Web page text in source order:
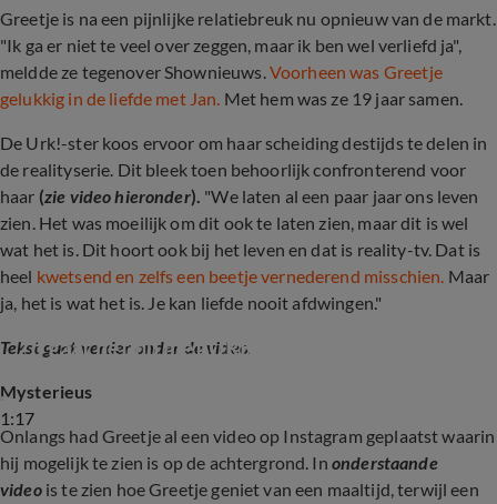
Greetje is na een pijnlijke relatiebreuk nu opnieuw van de markt.
"Ik ga er niet te veel over zeggen, maar ik ben wel verliefd ja",
meldde ze tegenover Shownieuws.Voorheen was Greetje
gelukkig in de liefde met Jan. Met hem was ze 19 jaar samen.
De Urk!-ster koos ervoor om haar scheiding destijds te delen in
de realityserie. Dit bleek toen behoorlijk confronterend voor
haar (zie video hieronder). "We laten al een paar jaar ons leven
zien. Het was moeilijk om dit ook te laten zien, maar dit is wel
wat het is. Dit hoort ook bij het leven en dat is reality-tv. Dat is
heel kwetsend en zelfs een beetje vernederend misschien. Maar
ja, het is wat het is. Je kan liefde nooit afdwingen."
Tekst gaat verder onder de video.
1:17
Zo gaat het nu met URK!-Greetje na scheiding
Mysterieus
Onlangs had Greetje al een video op Instagram geplaatst waarin
hij mogelijk te zien is op de achtergrond. In onderstaande
videois te zien hoe Greetje geniet van een maaltijd, terwijl een